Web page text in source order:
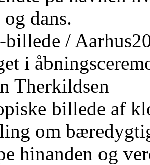
dans.
billede /
i
Therkildsen
billede af
om
hinanden og